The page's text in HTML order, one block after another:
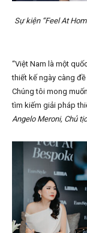
Sự kiện “Feel At
“Việt Nam là một
thiết kế ngày càng đề
Chúng tôi mong
tìm kiếm giải pháp
Angelo Meroni, Chủ